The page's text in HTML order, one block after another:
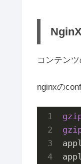
コンテン
nginxの